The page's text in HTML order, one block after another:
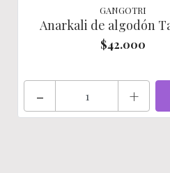
GANGOTRI
Anarkali de algodón
$42.000
- +